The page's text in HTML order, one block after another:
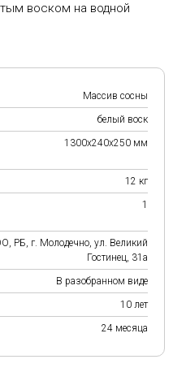
воском на водной
Массив сосны
белый воск
1300х240х250 мм
12 кг
1
г. Молодечно, ул. Великий
Гостинец, 31а
В разобранном виде
10 лет
24 месяца